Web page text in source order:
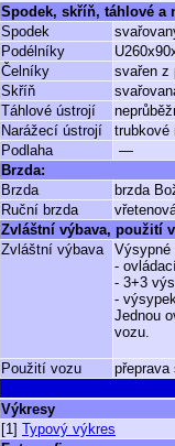
Spodek, skříň, táhlové a
Spodek
Podélníky
Čelníky
svařen z
Skříň
Táhlové ústrojí
Narážecí ústrojí
trubkové
Podlaha
—
Brzda:
Brzda
brzda
Ruční brzda
Zvláštní výbava, použití
Zvláštní výbava
-
- 3+3
-
Jednou
vozu.
Použití vozu
Výkresy
[1] Typový výkres